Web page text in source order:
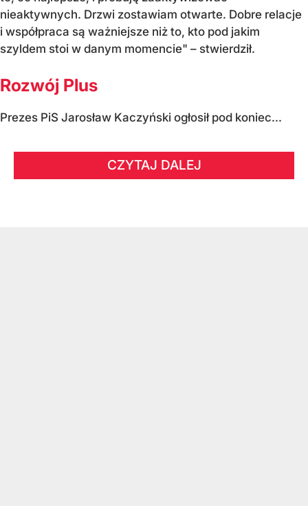
nieaktywnych. Drzwi zostawiam otwarte. Dobre relacje
i współpraca są ważniejsze niż to, kto pod jakim
szyldem stoi w danym momencie" – stwierdził.
Rozwój Plus
Prezes PiS Jarosław Kaczyński ogłosił pod koniec...
CZYTAJ DALEJ